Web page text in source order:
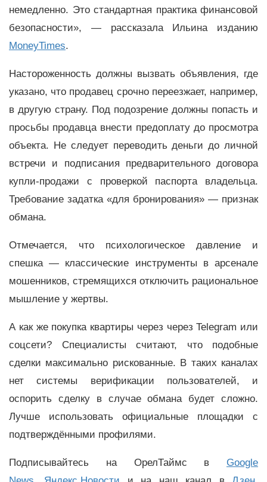
немедленно. Это стандартная практика финансовой
безопасности», — рассказала Ильина изданию
MoneyTimes.
Настороженность должны вызвать объявления, где
указано, что продавец срочно переезжает, например,
в другую страну. Под подозрение должны попасть и
просьбы продавца внести предоплату до просмотра
объекта. Не следует переводить деньги до личной
встречи и подписания предварительного договора
купли-продажи с проверкой паспорта владельца.
Требование задатка «для бронирования» — признак
обмана.
Отмечается, что психологическое давление и
спешка — классические инструменты в арсенале
мошенников, стремящихся отключить рациональное
мышление у жертвы.
А как же покупка квартиры через через Telegram или
соцсети? Специалисты считают, что подобные
сделки максимально рискованные. В таких каналах
нет системы верификации пользователей, и
оспорить сделку в случае обмана будет сложно.
Лучше использовать официальные площадки с
подтверждёнными профилями.
Подписывайтесь на ОрелТаймс в Google